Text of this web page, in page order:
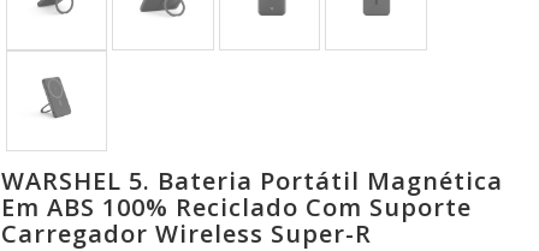
WARSHEL 5. Bateria Portátil Magnética
Em ABS 100% Reciclado Com Suporte
Carregador Wireless Super-R